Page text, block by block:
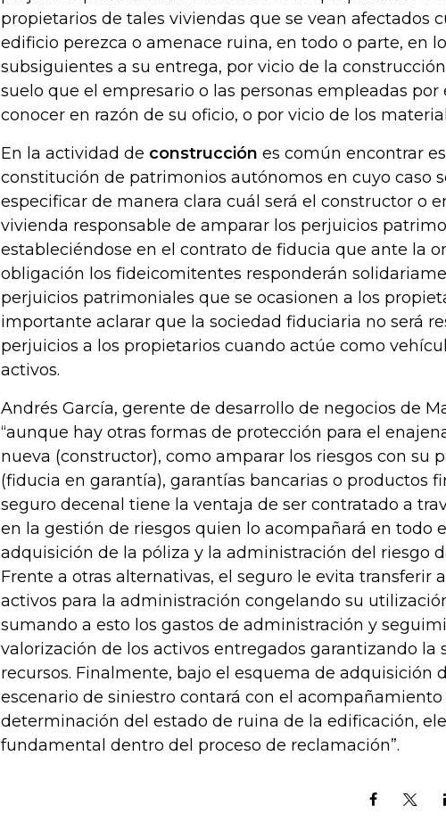
propietarios de tales viviendas que se vean afectados
edificio perezca o amenace ruina, en todo o parte, en
subsiguientes a su entrega, por vicio de la
suelo que el empresario o las personas empleadas por
conocer en razón de su oficio, o por vicio de los
En la actividad de construcción es común encontrar
constitución de patrimonios autónomos en cuyo caso
especificar de manera clara cuál será el constructor o
vivienda responsable de amparar los perjuicios
estableciéndose en el contrato de fiducia que ante la
obligación los fideicomitentes responderán
perjuicios patrimoniales que se ocasionen a los
importante aclarar que la sociedad fiduciaria no será
perjuicios a los propietarios cuando actúe como
activos.
Andrés García, gerente de desarrollo de negocios de
“aunque hay otras formas de protección para el
nueva (constructor), como amparar los riesgos con su
(fiducia en garantía), garantías bancarias o productos
seguro decenal tiene la ventaja de ser contratado a
en la gestión de riesgos quien lo acompañará en todo
adquisición de la póliza y la administración del riesgo
Frente a otras alternativas, el seguro le evita transferir
activos para la administración congelando su
sumando a esto los gastos de administración y
valorización de los activos entregados garantizando la
recursos. Finalmente, bajo el esquema de adquisición
escenario de siniestro contará con el acompañamiento
determinación del estado de ruina de la edificación,
fundamental dentro del proceso de reclamación”.